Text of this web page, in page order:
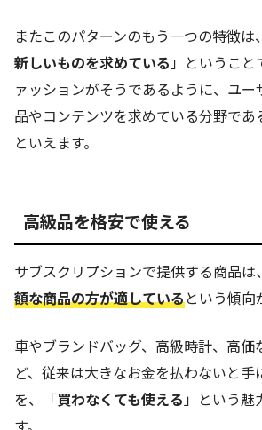
またこのパターンのもう一つの特徴は
新しいものを求めている」ということ
ァッションがそうであるように、ユ
品やコンテンツを求めている分野で
といえます。
高級品を格安で使える
サブスクリプションで提供する商品は
額な商品の方が適しているという傾向
車やブランドバッグ、高級時計、高価
ど、従来は大きなお金を払わないと
を、「買わなくても使える 」という魅
す。